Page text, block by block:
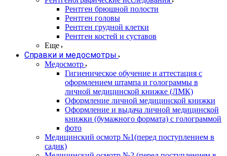
Рентген брюшной полости
Рентген головы
Рентген грудной клетки
Рентген костей и суставов
Еще
Справки и медосмотры
Медосмотр
Гигиеническое обучение и аттестация с
оформлением штампа и голограммы в
личной медицинской книжке (ЛМК)
Оформление личной медицинской книжки
Оформление и выдача личной медицинской
книжки (бумажного формата) с голограммой
фото
Медицинский осмотр №1(перед поступлением в
садик)